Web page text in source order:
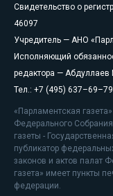
Свидетельство о
46097
Учредитель — АНО
Исполняющий
редактора — Абдуллаев
Тел.: +7 (495)
«Парламентская
Федерального
газеты -
публикатор
законов и актов палат
газета» имеет пункты
федерации.